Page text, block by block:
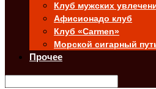
Клуб мужских
Афисионадо клуб
Клуб «Carmen»
Морской сигарный
Прочее